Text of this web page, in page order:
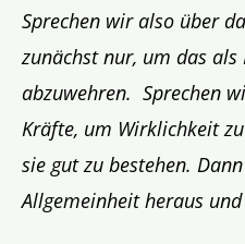
Sprechen wir also über
zunächst nur, um das als
abzuwehren. Sprechen
Kräfte, um Wirklichkeit
sie gut zu bestehen.
Allgemeinheit heraus